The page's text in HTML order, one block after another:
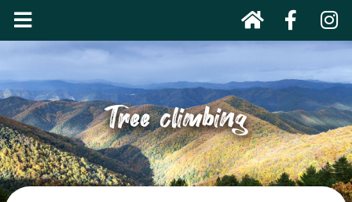
Tree climbing